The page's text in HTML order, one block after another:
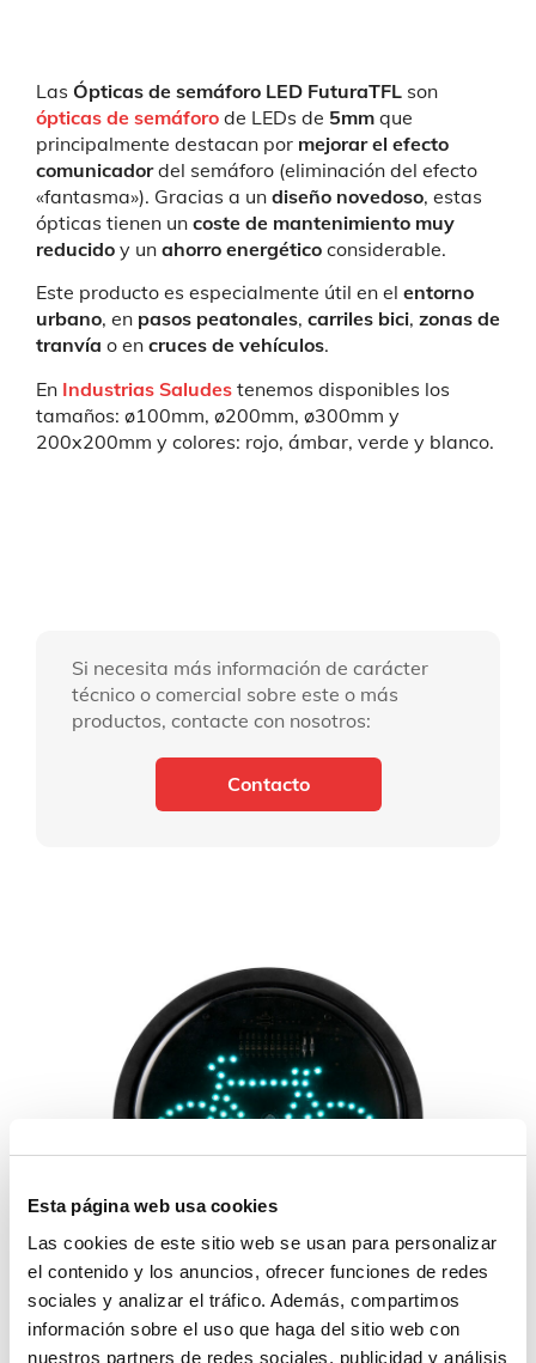
Esta página web usa cookies
Las cookies de este sitio web se usan para personalizar
el contenido y los anuncios, ofrecer funciones de redes
sociales y analizar el tráfico. Además, compartimos
información sobre el uso que haga del sitio web con
nuestros partners de redes sociales, publicidad y análisis
Las Ópticas de semáforo LED FuturaTFL son
ópticas de semáforo de LEDs de 5mm que
principalmente destacan por mejorar el efecto
comunicadordel semáforo (eliminación del efecto
«fantasma»). Gracias a un diseño novedoso, estas
ópticas tienen un coste de mantenimiento muy
reducido y un ahorro energético considerable.
Este producto es especialmente útil en el entorno
urbano, en pasos peatonales, carriles bici, zonas de
tranvía o en cruces de vehículos.
En Industrias Saludes tenemos disponibles los
tamaños: ø100mm, ø200mm, ø300mm y
200x200mm y colores: rojo, ámbar, verde y blanco.
Si necesita más información de carácter
técnico o comercial sobre este o más
productos, contacte con nosotros:
Contacto